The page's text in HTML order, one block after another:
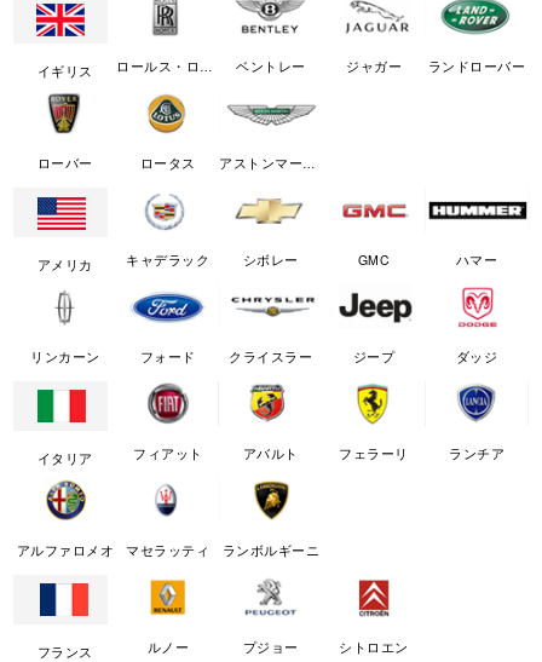
イギリス ロールス・ロイス ベントレー ジャガー ランドローバー
ローバー ロータス アストンマーチン
アメリカ キャデラック シボレー GMC ハマー
リンカーン フォード クライスラー ジープ ダッジ
イタリア フィアット アバルト フェラーリ ランチア
アルファロメオ マセラッティ ランボルギーニ
フランス ルノー プジョー シトロエン